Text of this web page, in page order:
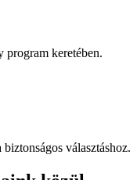
program keretében.
választáshoz.